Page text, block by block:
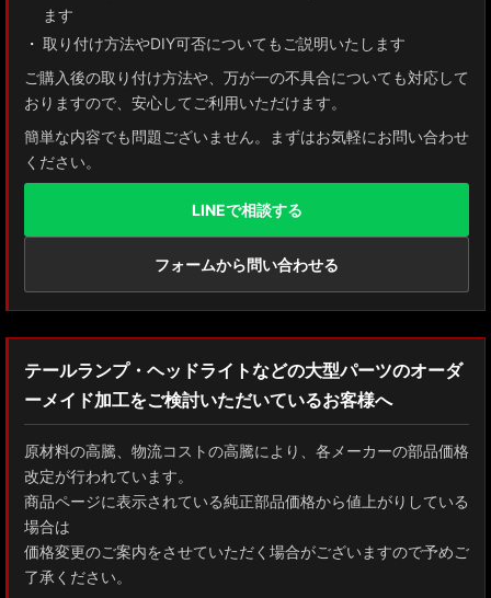
GUN125 ハイラックス
AXUH80/85 MXUA80/85 ハリアー
ZSU60 ハリアー
MXAA54 AXAH54/52 RAV4
GDJ150W/151 WTRJ150 ランドクルーザー プラド
ZVG11/ZSG10 カローラクロス
GXPA16 MXPA12 GRヤリス
MXPH10/MXPA10/MXBA10/KSP210 ヤリス
MXPJ10/15 MXPB10/15 ヤリスクロス
ZYX10 NGX50 C-HR
AAHH40W/AAHH45W/TAHA40W ヴェルファイア
ます
取り付け方法やDIY可否についてもご説明いたします
ご購入後の取り付け方法や、万が一の不具合についても対応して
おりますので、安心してご利用いただけます。
簡単な内容でも問題ございません。まずはお気軽にお問い合わせ
ください。
LINEで相談する
フォームから問い合わせる
テールランプ・ヘッドライトなどの大型パーツのオーダ
ーメイド加工をご検討いただいているお客様へ
原材料の高騰、物流コストの高騰により、各メーカーの部品価格
改定が行われています。
商品ページに表示されている純正部品価格から値上がりしている
場合は
価格変更のご案内をさせていただく場合がございますので予めご
了承ください。